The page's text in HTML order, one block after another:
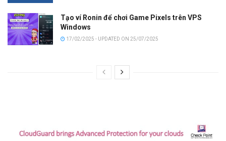
Tạo ví Ronin để chơi Game Pixels trên VPS
Windows
17/02/2025 - UPDATED ON 25/07/2025